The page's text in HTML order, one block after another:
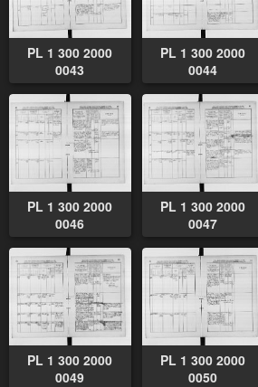
PL 1 300 2000
0043
PL 1 300 2000
0044
PL 1 300 2000
0046
PL 1 300 2000
0047
PL 1 300 2000
0049
PL 1 300 2000
0050